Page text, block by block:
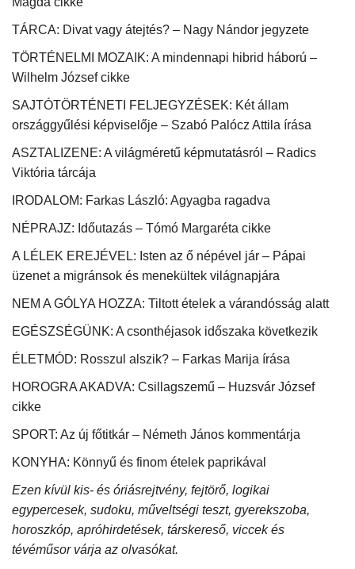
TÁRCA: Divat vagy átejtés? – Nagy Nándor jegyzete
TÖRTÉNELMI MOZAIK: A mindennapi hibrid háború –
Wilhelm József cikke
SAJTÓTÖRTÉNETI FELJEGYZÉSEK: Két állam
országgyűlési képviselője – Szabó Palócz Attila írása
ASZTALIZENE: A világméretű képmutatásról – Radics
Viktória tárcája
IRODALOM: Farkas László: Agyagba ragadva
NÉPRAJZ: Időutazás – Tómó Margaréta cikke
A LÉLEK EREJÉVEL: Isten az ő népével jár – Pápai
üzenet a migránsok és menekültek világnapjára
NEM A GÓLYA HOZZA: Tiltott ételek a várandósság alatt
EGÉSZSÉGÜNK: A csonthéjasok időszaka következik
ÉLETMÓD: Rosszul alszik? – Farkas Marija írása
HOROGRA AKADVA: Csillagszemű – Huzsvár József
cikke
SPORT: Az új főtitkár – Németh János kommentárja
KONYHA: Könnyű és finom ételek paprikával
Ezen kívül kis- és óriásrejtvény, fejtörő, logikai
egypercesek, sudoku, műveltségi teszt, gyerekszoba,
horoszkóp, apróhirdetések, társkereső, viccek és
tévéműsor várja az olvasókat.